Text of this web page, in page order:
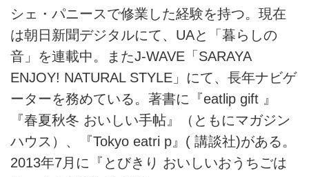
シェ・パニースで修業した経験を持つ。現在
は朝日新聞デジタルにて、UAと「暮らしの
音」を連載中。またJ-WAVE「SARAYA
ENJOY! NATURAL STYLE」にて、長年ナビゲ
ーターを務めている。著書に『eatlip gift 』
『春夏秋冬 おいしい手帖』（ともにマガジン
ハウス）、『Tokyo eatri p』( 講談社)がある。
2013年7月に『とびきり おいしいおうちごは